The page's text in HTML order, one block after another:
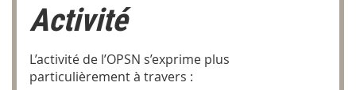
Activité
L’activité de l’OPSN s’exprime plus
particulièrement à travers :